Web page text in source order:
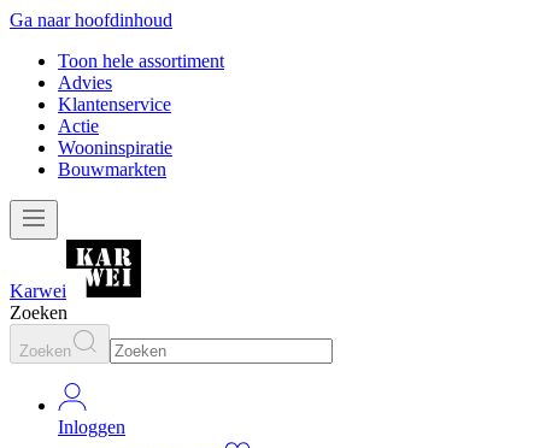
Ga naar hoofdinhoud
Toon hele assortiment
Advies
Klantenservice
Actie
Wooninspiratie
Bouwmarkten
Karwei
Zoeken
Zoeken
Inloggen